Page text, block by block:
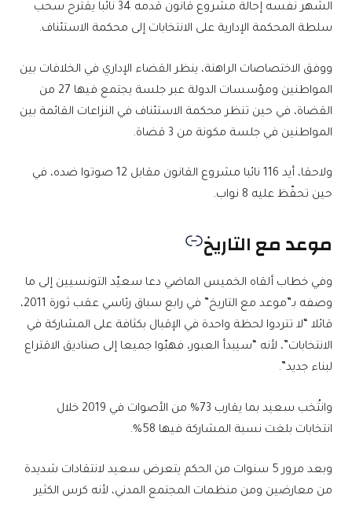
الشهر نفسه إحالة مشروع قانون قدمه 34 نائبا يقترح سحب
سلطة المحكمة الإدارية على الانتخابات إلى محكمة الاستئناف.
ووفق الاختصاصات الراهنة، ينظر القضاء الإداري في الخلافات بين
المواطنين ومؤسسات الدولة عبر جلسة يجتمع فيها 27 من
القضاة، في حين تنظر محكمة الاستئناف في النزاعات القائمة بين
المواطنين في جلسة مكونة من 3 قضاة.
ولاحقا، أيد 116 نائبا مشروع القانون مقابل 12 صوتوا ضده، في
حين تحفّظ عليه 8 نواب.
موعد مع التاريخ
وفي خطاب ألقاه الخميس الماضي دعا سعيّد التونسيين إلى ما
وصفه بـ”موعد مع التاريخ” في رابع سباق رئاسي عقب ثورة 2011،
قائلا “لا تتردوا لحظة واحدة في الإقبال بكثافة على المشاركة في
الانتخابات”، لأنه “سيبدأ العبور، فهبّوا جميعا إلى صناديق الاقتراع
لبناء جديد”.
وانتُخب سعيد بما يقارب 73% من الأصوات في 2019 خلال
انتخابات بلغت نسبة المشاركة فيها 58%.
وبعد مرور 5 سنوات من الحكم يتعرض سعيد لانتقادات شديدة
من معارضين ومن منظمات المجتمع المدني، لأنه كرس الكثير